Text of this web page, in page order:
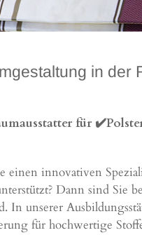
in der
für
einen innovativen
Dann sind Sie
In unserer
für hochwertige